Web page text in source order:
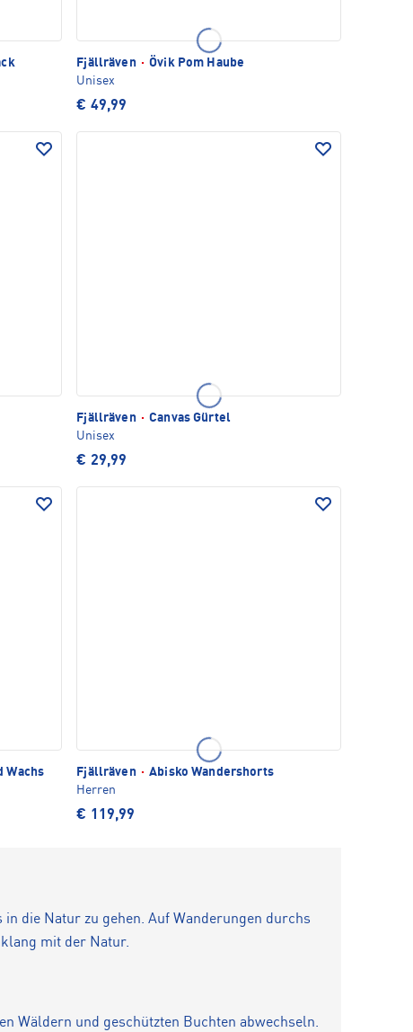
Fjällräven · Övik Pom Haube
Unisex
€ 49,99
Fjällräven · Canvas Gürtel
Unisex
€ 29,99
Wachs Fjällräven · Abisko Wandershorts
Herren
€ 119,99
die Natur zu gehen. Auf Wanderungen durchs
mit der Natur.
Wäldern und geschützten Buchten abwechseln.